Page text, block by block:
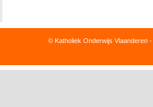
© Katholiek Onderwijs Vlaanderen